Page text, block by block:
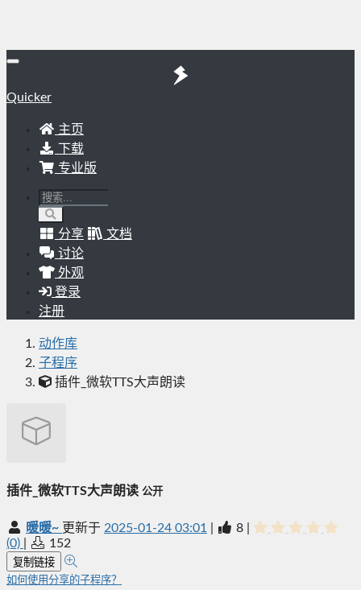
Quicker
主页
下载
专业版
分享
文档
讨论
外观
登录
注册
动作库
子程序
插件_微软TTS大声朗读
插件_微软TTS大声朗读 公开
暖暖~ 更新于 2025-01-24 03:01 8
(0)
152
复制链接
如何使用分享的子程序？